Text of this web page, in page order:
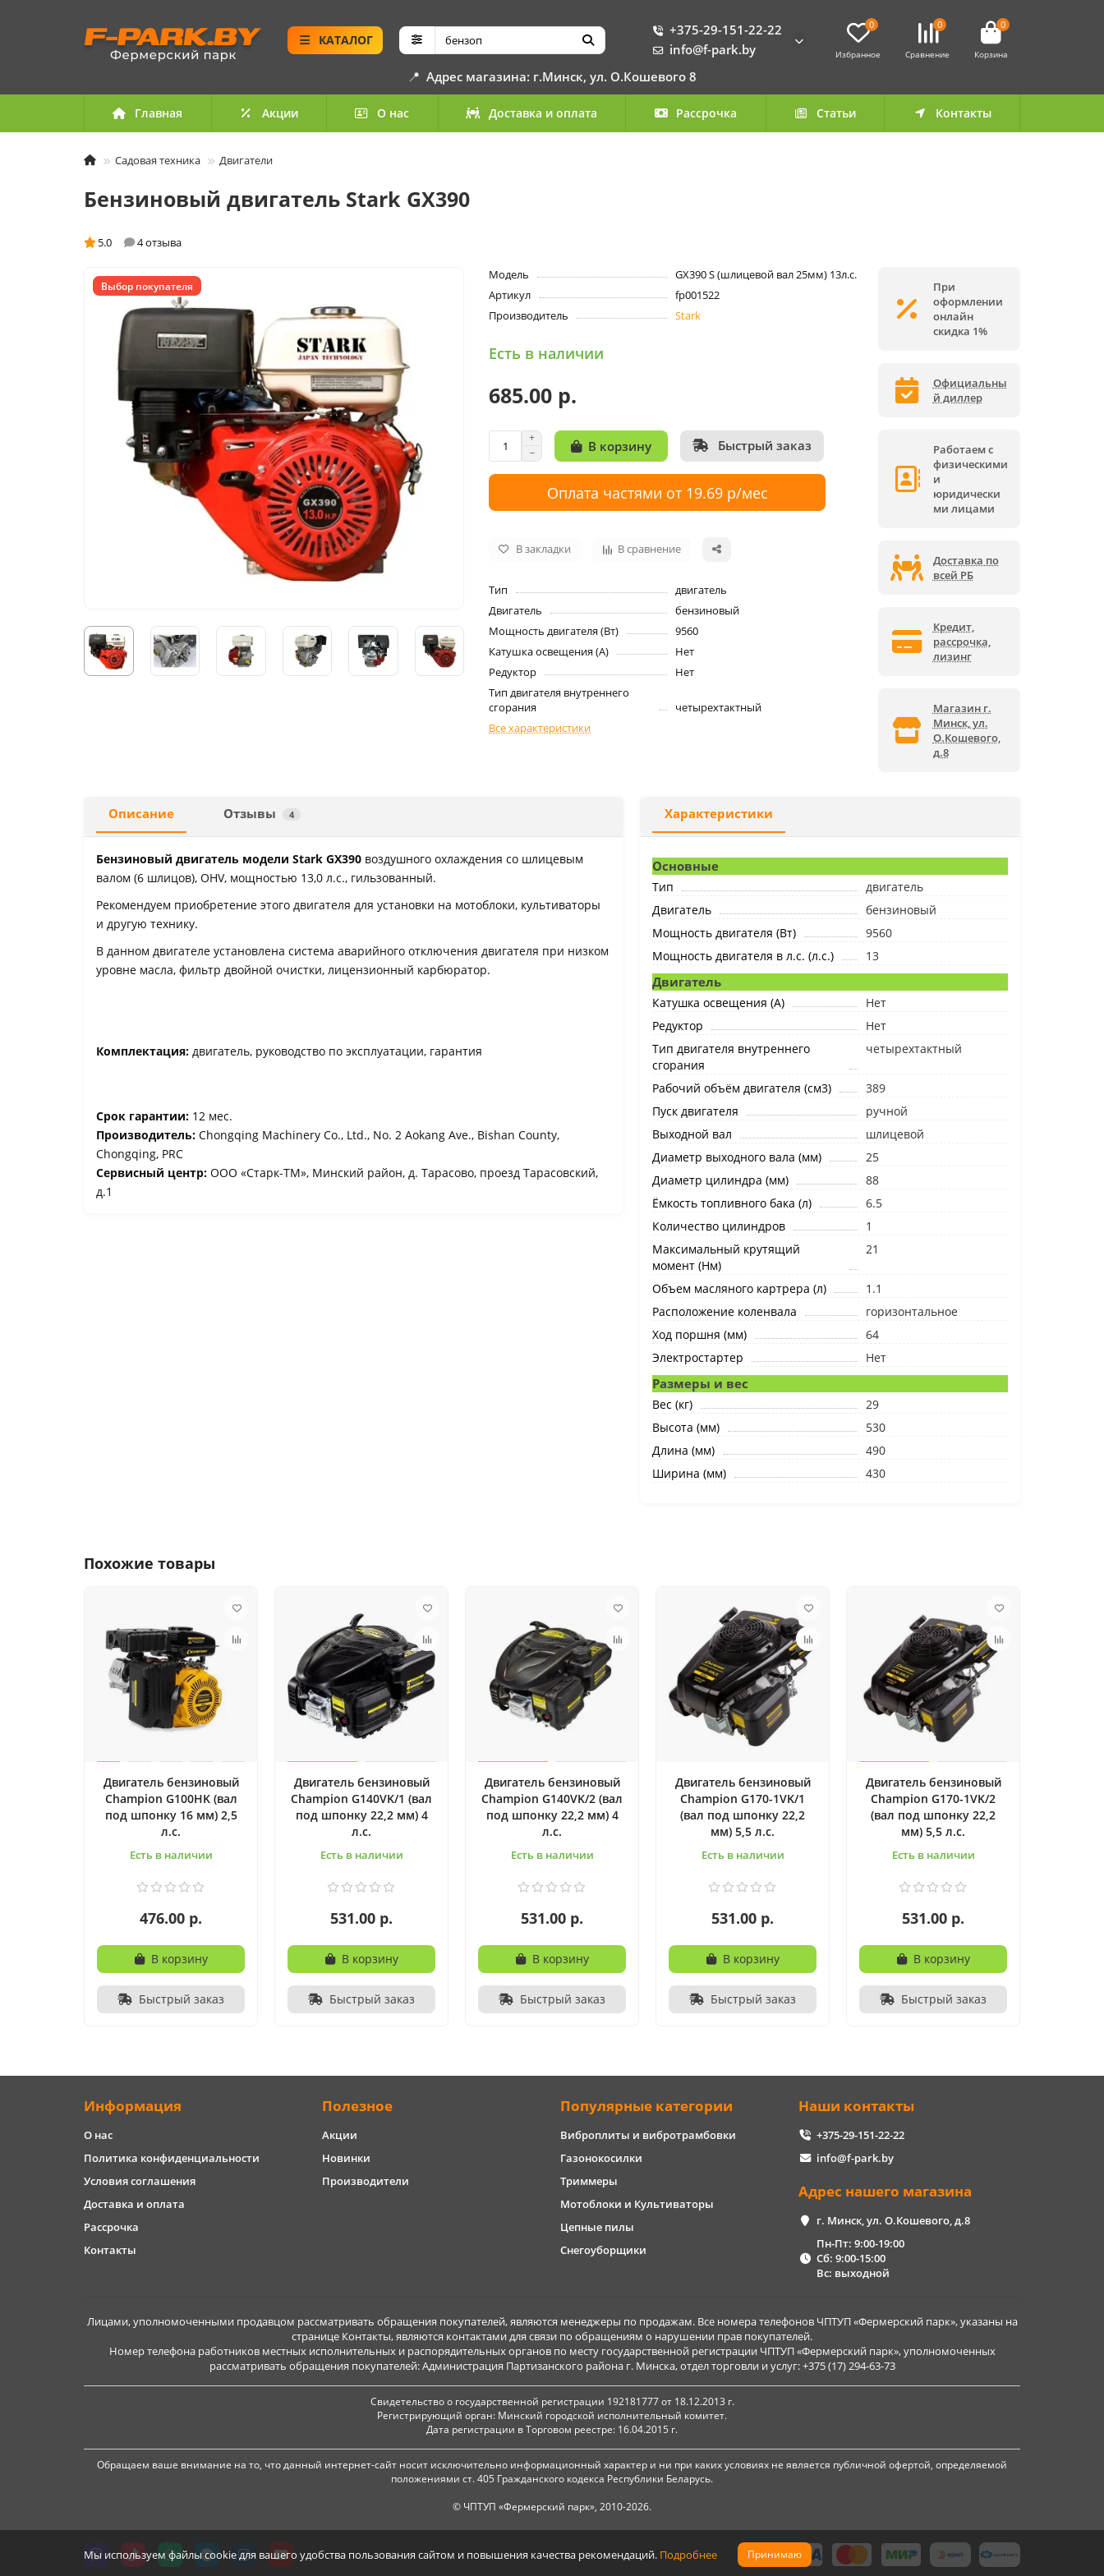
КАТАЛОГ
+375-29-151-22-22
info@f-park.by
0
Избранное
0
Сравнение
0
Корзина
📍 Адрес магазина: г.Минск, ул. О.Кошевого 8
Главная Акции О нас Доставка и оплата Рассрочка Статьи Контакты
Садовая техника Двигатели
Бензиновый двигатель Stark GX390
5.0 4 отзыва
Выбор покупателя
Модель
GX390 S (шлицевой вал 25мм) 13л.с.
Артикул
fp001522
Производитель
Stark
Есть в наличии
685.00 р.
В корзину Быстрый заказ
Оплата частями от 19.69 р/мес
В закладки В сравнение
Тип
двигатель
Двигатель
бензиновый
Мощность двигателя (Вт)
9560
Катушка освещения (А)
Нет
Редуктор
Нет
Тип двигателя внутреннего
сгорания
четырехтактный
Все характеристики
При
оформлении
онлайн
скидка 1%
Официальны
й диллер
Работаем с
физическими
и
юридически
ми лицами
Доставка по
всей РБ
Кредит,
рассрочка,
лизинг
Магазин г.
Минск, ул.
О.Кошевого,
д.8
Описание Отзывы 4
Бензиновый двигатель модели Stark GX390 воздушного охлаждения со шлицевым
валом (6 шлицов), OHV, мощностью 13,0 л.с., гильзованный.
Рекомендуем приобретение этого двигателя для установки на мотоблоки, культиваторы
и другую технику.
В данном двигателе установлена система аварийного отключения двигателя при низком
уровне масла, фильтр двойной очистки, лицензионный карбюратор.
Комплектация: двигатель, руководство по эксплуатации, гарантия
Срок гарантии: 12 мес.
Производитель: Chongqing Machinery Co., Ltd., No. 2 Aokang Ave., Bishan County,
Chongqing, PRC
Сервисный центр: ООО «Старк-ТМ», Минский район, д. Тарасово, проезд Тарасовский,
д.1
Характеристики
Основные
Тип
двигатель
Двигатель
бензиновый
Мощность двигателя (Вт)
9560
Мощность двигателя в л.с. (л.с.)
13
Двигатель
Катушка освещения (А)
Нет
Редуктор
Нет
Тип двигателя внутреннего
сгорания
четырехтактный
Рабочий объём двигателя (см3)
389
Пуск двигателя
ручной
Выходной вал
шлицевой
Диаметр выходного вала (мм)
25
Диаметр цилиндра (мм)
88
Ёмкость топливного бака (л)
6.5
Количество цилиндров
1
Максимальный крутящий
момент (Нм)
21
Объем масляного картрера (л)
1.1
Расположение коленвала
горизонтальное
Ход поршня (мм)
64
Электростартер
Нет
Размеры и вес
Вес (кг)
29
Высота (мм)
530
Длина (мм)
490
Ширина (мм)
430
Похожие товары
Двигатель бензиновый
Champion G100HK (вал
под шпонку 16 мм) 2,5
л.с.
Есть в наличии
476.00 р.
В корзину
Быстрый заказ
Двигатель бензиновый
Champion G140VK/1 (вал
под шпонку 22,2 мм) 4
л.с.
Есть в наличии
531.00 р.
В корзину
Быстрый заказ
Двигатель бензиновый
Champion G140VK/2 (вал
под шпонку 22,2 мм) 4
л.с.
Есть в наличии
531.00 р.
В корзину
Быстрый заказ
Двигатель бензиновый
Champion G170-1VK/1
(вал под шпонку 22,2
мм) 5,5 л.с.
Есть в наличии
531.00 р.
В корзину
Быстрый заказ
Двигатель бензиновый
Champion G170-1VK/2
(вал под шпонку 22,2
мм) 5,5 л.с.
Есть в наличии
531.00 р.
В корзину
Быстрый заказ
Мы используем файлы cookie для вашего удобства пользования сайтом и повышения качества рекомендаций. Подробнее Принимаю
Информация
О нас
Политика конфиденциальности
Условия соглашения
Доставка и оплата
Рассрочка
Контакты
Полезное
Акции
Новинки
Производители
Популярные категории
Виброплиты и вибротрамбовки
Газонокосилки
Триммеры
Мотоблоки и Культиваторы
Цепные пилы
Снегоуборщики
Наши контакты
+375-29-151-22-22
info@f-park.by
Адрес нашего магазина
г. Минск, ул. О.Кошевого, д.8
Пн-Пт: 9:00-19:00
Сб: 9:00-15:00
Вс: выходной
Лицами, уполномоченными продавцом рассматривать обращения покупателей, являются менеджеры по продажам. Все номера телефонов ЧПТУП «Фермерский парк», указаны на
странице Контакты, являются контактами для связи по обращениям о нарушении прав покупателей.
Номер телефона работников местных исполнительных и распорядительных органов по месту государственной регистрации ЧПТУП «Фермерский парк», уполномоченных
рассматривать обращения покупателей: Администрация Партизанского района г. Минска, отдел торговли и услуг: +375 (17) 294-63-73
Свидетельство о государственной регистрации 192181777 от 18.12.2013 г.
Регистрирующий орган: Минский городской исполнительный комитет.
Дата регистрации в Торговом реестре: 16.04.2015 г.
Обращаем ваше внимание на то, что данный интернет-сайт носит исключительно информационный характер и ни при каких условиях не является публичной офертой, определяемой
положениями ст. 405 Гражданского кодекса Республики Беларусь.
© ЧПТУП «Фермерский парк», 2010-2026.